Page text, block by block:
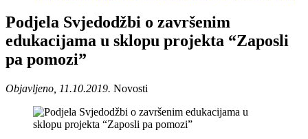
Podjela Svjedodžbi o završenim
edukacijama u sklopu projekta “Zaposli
pa pomozi”
Objavljeno, 11.10.2019. Novosti